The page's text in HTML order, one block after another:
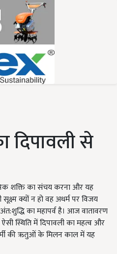
दिपावली से
शक्ति का संचय करना और यह
क्यों न हो वह अधर्म पर विजय
अंत:शुद्धि का महापर्व है। आज वातावरण
स्थिति में दिपावली का महत्व और
की ऋतुओं के मिलन काल में यह